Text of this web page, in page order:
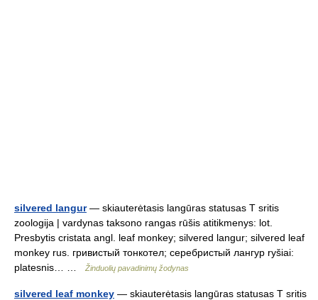
silvered langur— skiauterėtasis langūras statusas T sritis
zoologija | vardynas taksono rangas rūšis atitikmenys: lot.
Presbytis cristata angl. leaf monkey; silvered langur; silvered leaf
monkey rus. гривистый тонкотел; серебристый лангур ryšiai:
platesnis… …
Žinduolių pavadinimų žodynas
silvered leaf monkey — skiauterėtasis langūras statusas T sritis